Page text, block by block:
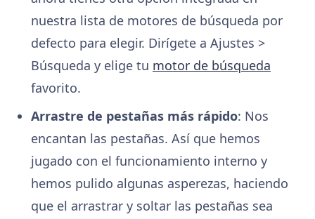
nuestra lista de motores de búsqueda por
defecto para elegir. Dirígete a Ajustes >
Búsqueda y elige tu motor de búsqueda
favorito.
Arrastre de pestañas más rápido: Nos
encantan las pestañas. Así que hemos
jugado con el funcionamiento interno y
hemos pulido algunas asperezas, haciendo
que el arrastrar y soltar las pestañas sea